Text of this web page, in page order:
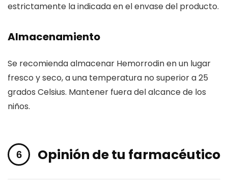
estrictamente la indicada en el envase del producto.
Almacenamiento
Se recomienda almacenar Hemorrodin en un lugar
fresco y seco, a una temperatura no superior a 25
grados Celsius. Mantener fuera del alcance de los
niños.
Opinión de tu farmacéutico